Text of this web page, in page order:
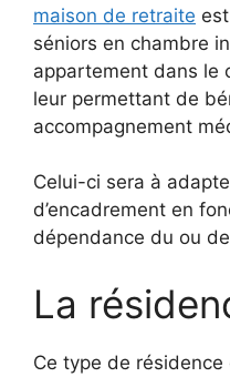
maison de retraite
séniors en chambre
appartement dans le
leur permettant de
accompagnement
Celui-ci sera à
d’encadrement en
dépendance du ou
La
Ce type de